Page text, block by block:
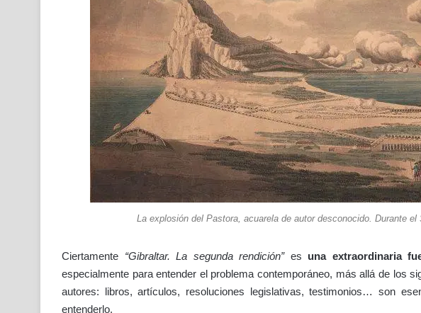
La explosión del Pastora, acuarela de autor desconocido. Durante el
Ciertamente “Gibraltar. La segunda rendición”es una extraordinaria
especialmente para entender el problema contemporáneo, más allá de los
autores: libros, artículos, resoluciones legislativas, testimonios… son
entenderlo.